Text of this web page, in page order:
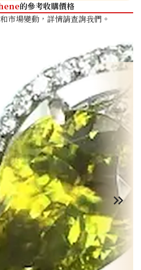
的參考收購價格
市場變動，詳情請查詢我們。